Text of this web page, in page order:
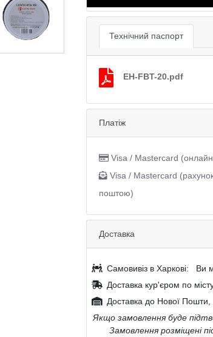
Технічний паспорт
EH-FBT-20.pdf
Платіж
Visa / Mastercard
Visa / Mastercard
поштою)
Доставка
Самовивіз в Харкові:
Ви
Доставка кур'єром по
Доставка до Нової
Якщо замовлення буде
Замовлення розміщені